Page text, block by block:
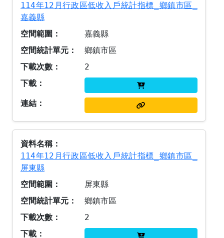
114年12月行政區低收入戶統計指標_鄉鎮市區_
嘉義縣
嘉義縣
鄉鎮市區
2
114年12月行政區低收入戶統計指標_鄉鎮市區_
屏東縣
屏東縣
鄉鎮市區
2